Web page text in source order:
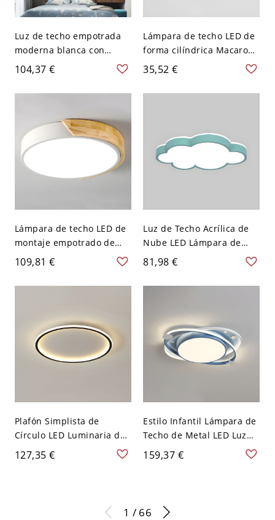
Luz de techo empotrada
moderna blanca con
bombilla LED y pantalla
acrílica - 110 A 120 V
22,86 cm Blanco
104,37 €
Lámpara de techo LED de
forma cilíndrica Macaroon
moderna de hierro con 1
luz para balcón - Gris 110
A 120 V Blanco
35,52 €
Lámpara de techo LED de
montaje empotrado de
madera con forma
luz - Blanco 110 A 120 V
109,81 €
Luz de Techo Acrílica de
Nube LED Lámpara de
Techo Nórdica para
120 V Blanco Verde
81,98 €
Plafón Simplista de
Círculo LED Luminaria de
Techo Metálica para
Habitación - Negro 110 A
127,35 €
Estilo Infantil Lámpara de
Techo de Metal LED Luz
de Techo Circular para
Habitación - Azul 110 A
159,37 €
1 / 66